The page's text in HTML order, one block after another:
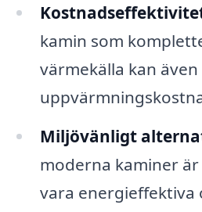
kamin som
värmekälla kan
Miljövänligt
moderna kaminer
vara energieffektiva